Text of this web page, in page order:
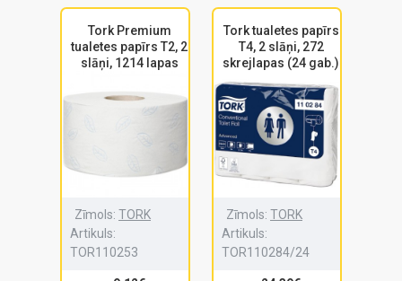
Tork Premium
tualetes papīrs T2, 2
slāņi, 1214 lapas
Zīmols: TORK
Artikuls:
TOR110253
Tork tualetes papīrs
T4, 2 slāņi, 272
skrejlapas (24 gab.)
Zīmols: TORK
Artikuls:
TOR110284/24